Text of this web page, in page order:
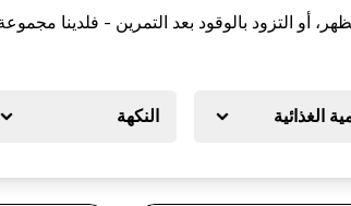
أو التزود بالوقود بعد التمرين - فلدينا
الغذائية النكهة